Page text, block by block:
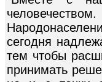
сегодня
тем чтобы
принимать